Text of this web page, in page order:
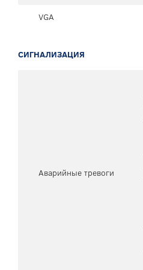
VGA
СИГНАЛИЗАЦИЯ
Аварийные тревоги